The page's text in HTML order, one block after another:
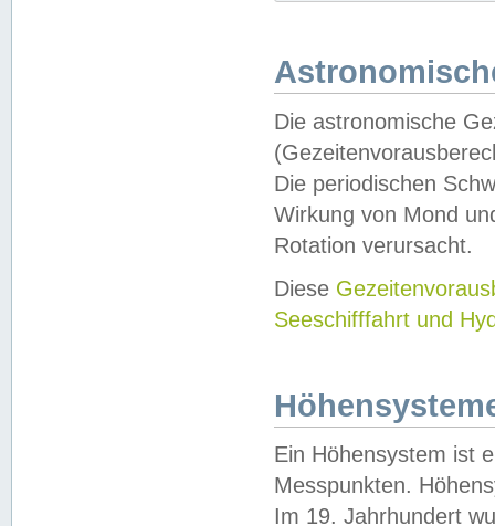
Die astronomische
Die periodischen
Wirkung von Mond
Rotation verursacht.
Diese
Seeschifffahrt und
Ein Höhensystem ist
Messpunkten.
Im 19. Jahrhundert